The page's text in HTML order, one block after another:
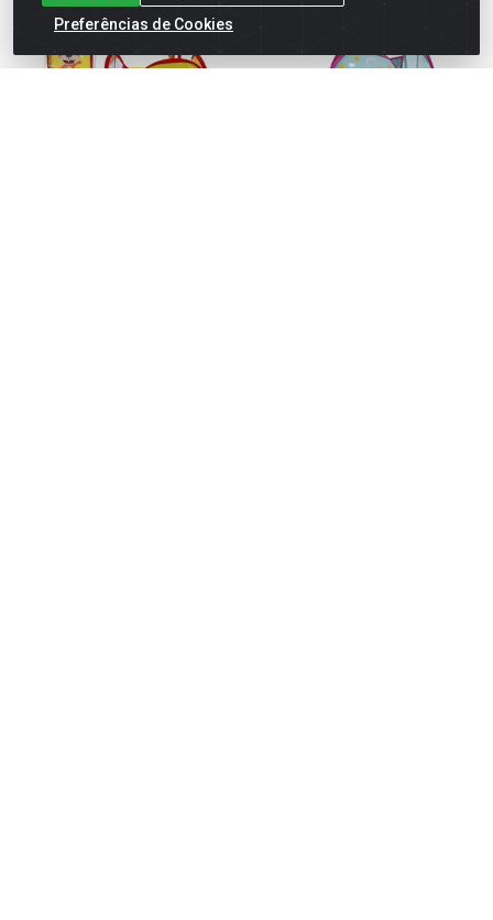
Preferências de Cookies